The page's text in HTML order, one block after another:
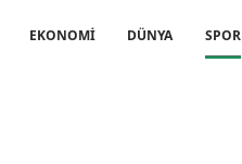
EKONOMİ DÜNYA SPOR